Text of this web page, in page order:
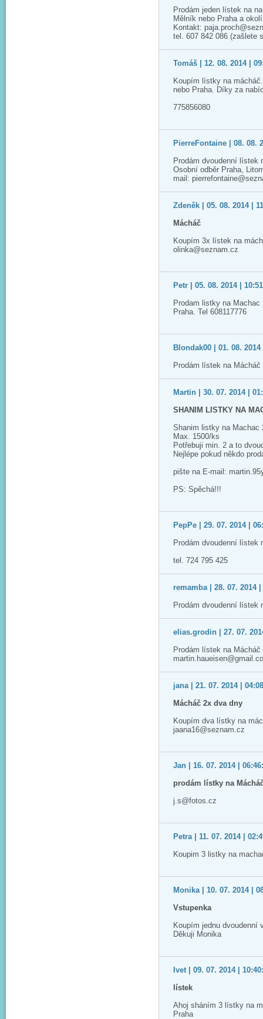
Prodám jeden lístek na
Mělník nebo Praha a
Kontakt:
tel. 607 842 086 (zašlete
Tomáš | 12. 08. 2014 |
Koupím lístky na
nebo Praha. Díky za
775856080
PierreFontaine | 08. 08.
Prodám dvoudenní lístek
Osobní odběr Praha,
mail:
Zdeněk | 05. 08. 2014 |
Mácháč
Koupím 3x lístek na
olinka@seznam.cz
Petr | 05. 08. 2014 |
Prodam listky na
Praha. Tel 608117776
Blondak00 | 01. 08. 2014
Prodám lístek na
Martin | 30. 07. 2014 |
SHANIM LISTKY NA
Shanim listky na Machac
Max. 1500/ks
Potřebuji min. 2 a to
Nejlépe pokud někdo
pište na E-mail:
PS: Spěchá!!!
PepPe | 29. 07. 2014 |
Prodám dvoudenní lístek
tel. 724 795 425
remamba | 28. 07. 2014 |
Prodám dvoudenní lístek
elias.grodin | 27. 07.
Prodám lístek na
jana | 21. 07. 2014 |
Mácháč 2x dva dny
Koupím dva lístky na
jaana16@seznam.cz
Jan | 16. 07. 2014 |
prodám lístky na
j.s@fotos.cz
Petra | 11. 07. 2014 |
Koupim 3 listky na
Monika | 10. 07. 2014 |
Vstupenka
Koupím jednu dvoudenní
Děkuji Monika
Ivet | 09. 07. 2014 |
lístek
Ahoj sháním 3 lístky na
Praha